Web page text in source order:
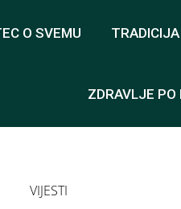
O SVEMU
ZDRAVLJE PO
VIJESTI